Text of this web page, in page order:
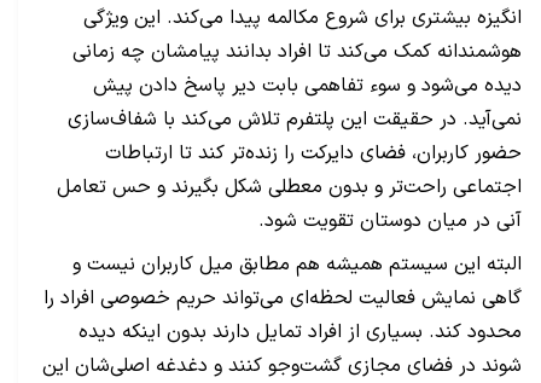
انگیزه بیشتری برای شروع مکالمه پیدا می‌کند. این ویژگی
هوشمندانه کمک می‌کند تا افراد بدانند پیامشان چه زمانی
دیده می‌شود و سوء تفاهمی بابت دیر پاسخ دادن پیش
نمی‌آید. در حقیقت این پلتفرم تلاش می‌کند با شفاف‌سازی
حضور کاربران، فضای دایرکت را زنده‌تر کند تا ارتباطات
اجتماعی راحت‌تر و بدون معطلی شکل بگیرند و حس تعامل
آنی در میان دوستان تقویت شود.
​البته این سیستم همیشه هم مطابق میل کاربران نیست و
گاهی نمایش فعالیت لحظه‌ای می‌تواند حریم خصوصی افراد را
محدود کند. بسیاری از افراد تمایل دارند بدون اینکه دیده
شوند در فضای مجازی گشت‌وجو کنند و دغدغه اصلی‌شان این